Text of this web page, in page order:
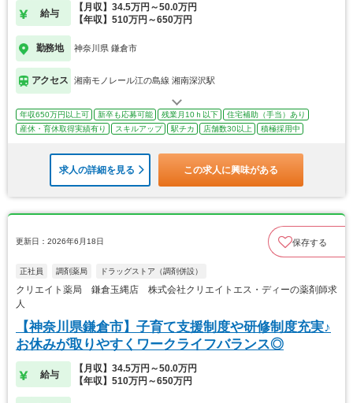
給与
【月収】34.5万円～50.0万円
【年収】510万円～650万円
勤務地 神奈川県 鎌倉市
アクセス 湘南モノレール江の島線 湘南深沢駅
年収650万円以上可 新卒も応募可能 残業月10ｈ以下
住宅補助（手当）あり
産休・育休取得実績有り
スキルアップ 駅チカ 店舗数30以上 積極採用中
求人の詳細を見る この求人に興味がある
更新日：2026年6月18日 保存する
正社員 調剤薬局 ドラッグストア（調剤併設）
クリエイト薬局 鎌倉玉縄店 株式会社クリエイトエス・ディーの薬剤師求
人
【神奈川県鎌倉市】子育て支援制度や研修制度充実♪
お休みが取りやすくワークライフバランス◎
給与
【月収】34.5万円～50.0万円
【年収】510万円～650万円